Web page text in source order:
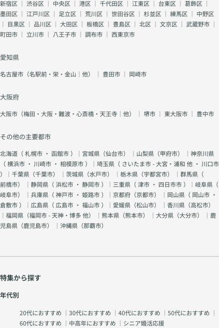
新宿区 ｜ 渋谷区 ｜ 中央区 ｜ 港区 ｜ 千代田区 ｜ 江東区 ｜ 台東区 ｜ 葛飾区 ｜
墨田区 ｜ 江戸川区 ｜ 足立区 ｜ 荒川区 ｜ 世田谷区 ｜ 杉並区 ｜ 練馬区 ｜ 中野区
｜ 目黒区 ｜ 品川区 ｜ 大田区 ｜ 板橋区 ｜ 豊島区 ｜ 北区 ｜ 文京区 ｜ 武蔵野市 ｜
町田市 ｜ 立川市 ｜ 八王子市 ｜ 調布市 ｜ 西東京市
愛知県
名古屋市（名駅前・栄・金山｜他） ｜ 豊田市 ｜ 岡崎市
大阪府
大阪市（梅田・大阪・難波・心斎橋・天王寺｜他） ｜ 堺市 ｜ 東大阪市 ｜ 豊中市
その他の主要都市
北海道（札幌市 ・ 函館市）｜宮城県（仙台市） ｜山梨県（甲府市） ｜神奈川県
（横浜市 ・ 川崎市 ・ 相模原市）｜埼玉県（ さいたま市 - 大宮・浦和 他 ・ 川口市
）｜千葉県（千葉市） ｜茨城県（水戸市） ｜栃木県（宇都宮市） ｜群馬県（
前橋市） ｜静岡県（浜松市 ・ 静岡市）｜三重県（津市 ・ 四日市市）｜岐阜県（
岐阜市） ｜兵庫県（神戸市 ・ 姫路市）｜京都府（京都市） ｜岡山県（ 岡山市 ・
倉敷市）｜広島県（ 広島市 ・ 福山市）｜愛媛県（松山市） ｜香川県（高松市）
｜福岡県（福岡市 - 天神・博多 他） ｜熊本県（熊本市） ｜大分県（大分市） ｜鹿
児島県（鹿児島市） ｜沖縄県（那覇市）
特集から探す
年代別
20代におすすめ ｜ 30代におすすめ ｜ 40代におすすめ ｜ 50代におすすめ ｜
60代におすすめ ｜ 中高年におすすめ ｜ シニア婚活応援